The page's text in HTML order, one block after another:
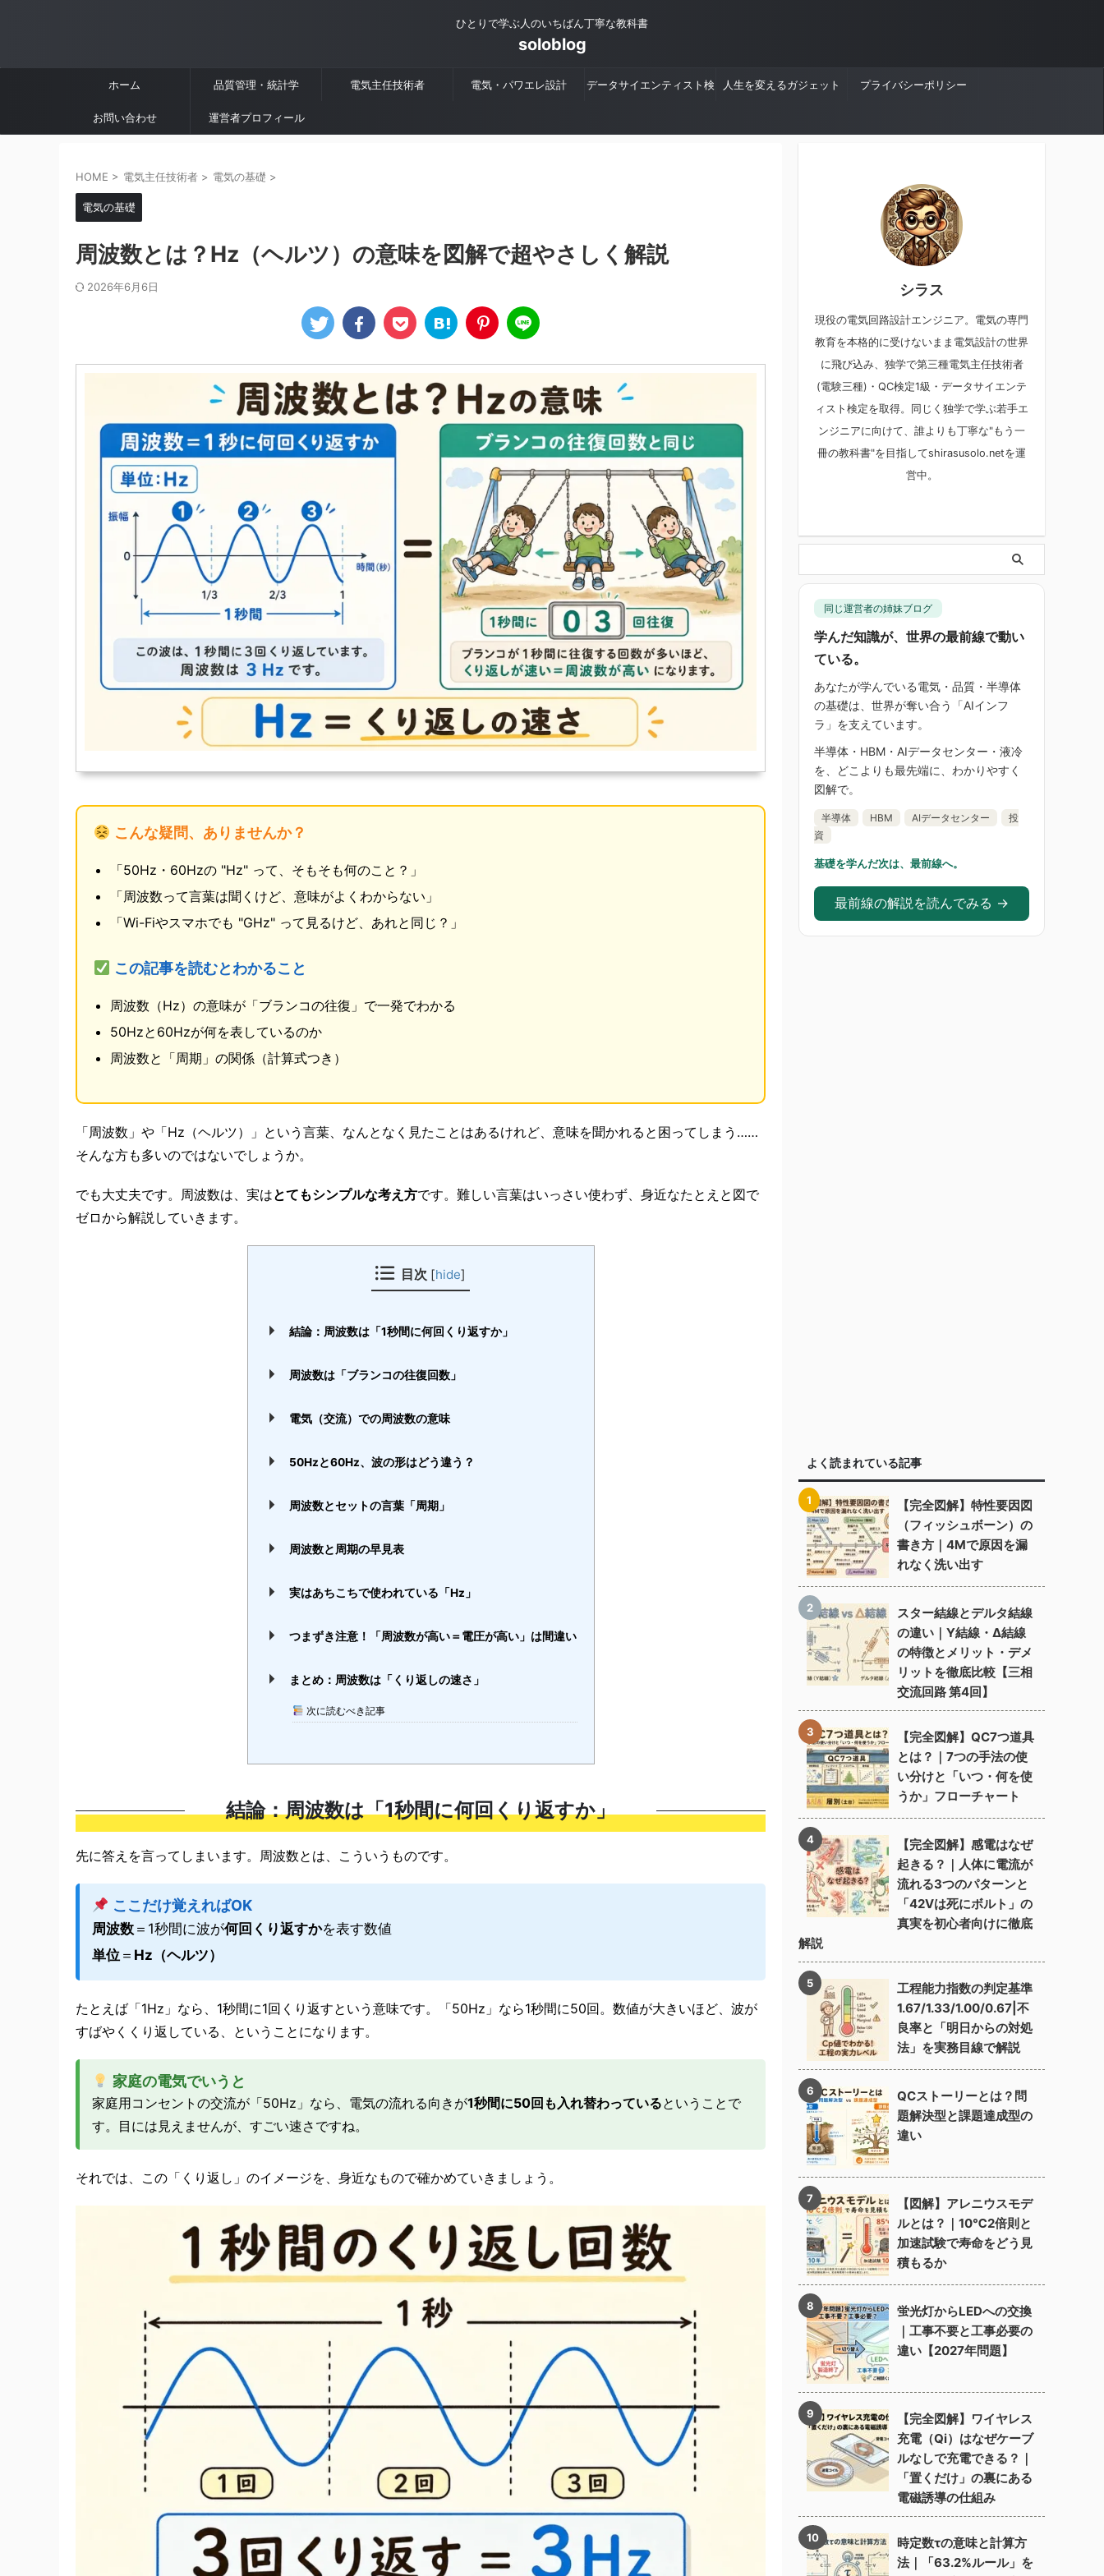
ひとりで学ぶ人のいちばん丁寧な教科書
soloblog
ホーム 品質管理・統計学 電気主任技術者 電気・パワエレ設計 データサイエンティスト検 人生を変えるガジェット プライバシーポリシー
お問い合わせ 運営者プロフィール
HOME > 電気主任技術者 > 電気の基礎 >
電気の基礎
周波数とは？Hz（ヘルツ）の意味を図解で超やさしく解説
2026年6月6日
こんな疑問、ありませんか？
「50Hz・60Hzの "Hz" って、そもそも何のこと？」
「周波数って言葉は聞くけど、意味がよくわからない」
「Wi-Fiやスマホでも "GHz" って見るけど、あれと同じ？」
この記事を読むとわかること
周波数（Hz）の意味が「ブランコの往復」で一発でわかる
50Hzと60Hzが何を表しているのか
周波数と「周期」の関係（計算式つき）
「周波数」や「Hz（ヘルツ）」という言葉、なんとなく見たことはあるけれど、意味を聞かれると困ってしまう……
そんな方も多いのではないでしょうか。
でも大丈夫です。周波数は、実はとてもシンプルな考え方です。難しい言葉はいっさい使わず、身近なたとえと図で
ゼロから解説していきます。
目次 [hide]
結論：周波数は「1秒間に何回くり返すか」
周波数は「ブランコの往復回数」
電気（交流）での周波数の意味
50Hzと60Hz、波の形はどう違う？
周波数とセットの言葉「周期」
周波数と周期の早見表
実はあちこちで使われている「Hz」
つまずき注意！「周波数が高い＝電圧が高い」は間違い
まとめ：周波数は「くり返しの速さ」
次に読むべき記事
結論：周波数は「1秒間に何回くり返すか」
先に答えを言ってしまいます。周波数とは、こういうものです。
ここだけ覚えればOK
周波数 ＝1秒間に波が何回くり返すかを表す数値
単位 ＝ Hz（ヘルツ）
たとえば「1Hz」なら、1秒間に1回くり返すという意味です。「50Hz」なら1秒間に50回。数値が大きいほど、波が
すばやくくり返している、ということになります。
家庭の電気でいうと
家庭用コンセントの交流が「50Hz」なら、電気の流れる向きが1秒間に50回も入れ替わっているということで
す。目には見えませんが、すごい速さですね。
それでは、この「くり返し」のイメージを、身近なもので確かめていきましょう。
シラス
現役の電気回路設計エンジニア。電気の専門
教育を本格的に受けないまま電気設計の世界
に飛び込み、独学で第三種電気主任技術者
(電験三種)・QC検定1級・データサイエンテ
ィスト検定を取得。同じく独学で学ぶ若手エ
ンジニアに向けて、誰よりも丁寧な"もう一
冊の教科書"を目指してshirasusolo.netを運
営中。
同じ運営者の姉妹ブログ
学んだ知識が、世界の最前線で動い
ている。
あなたが学んでいる電気・品質・半導体
の基礎は、世界が奪い合う「AIインフ
ラ」を支えています。
半導体・HBM・AIデータセンター・液冷
を、どこよりも最先端に、わかりやすく
図解で。
半導体 HBM AIデータセンター
投
資
基礎を学んだ次は、最前線へ。
最前線の解説を読んでみる →
よく読まれている記事
【完全図解】特性要因図
（フィッシュボーン）の
書き方｜4Mで原因を漏
れなく洗い出す
スター結線とデルタ結線
の違い｜Y結線・Δ結線
の特徴とメリット・デメ
リットを徹底比較【三相
交流回路 第4回】
【完全図解】QC7つ道具
とは？｜7つの手法の使
い分けと「いつ・何を使
うか」フローチャート
【完全図解】感電はなぜ
起きる？｜人体に電流が
流れる3つのパターンと
「42Vは死にボルト」の
真実を初心者向けに徹底
解説
工程能力指数の判定基準
1.67/1.33/1.00/0.67|不
良率と「明日からの対処
法」を実務目線で解説
QCストーリーとは？問
題解決型と課題達成型の
違い
【図解】アレニウスモデ
ルとは？｜10℃2倍則と
加速試験で寿命をどう見
積もるか
蛍光灯からLEDへの交換
｜工事不要と工事必要の
違い【2027年問題】
【完全図解】ワイヤレス
充電（Qi）はなぜケーブ
ルなしで充電できる？｜
「置くだけ」の裏にある
電磁誘導の仕組み
時定数τの意味と計算方
法｜「63.2%ルール」を